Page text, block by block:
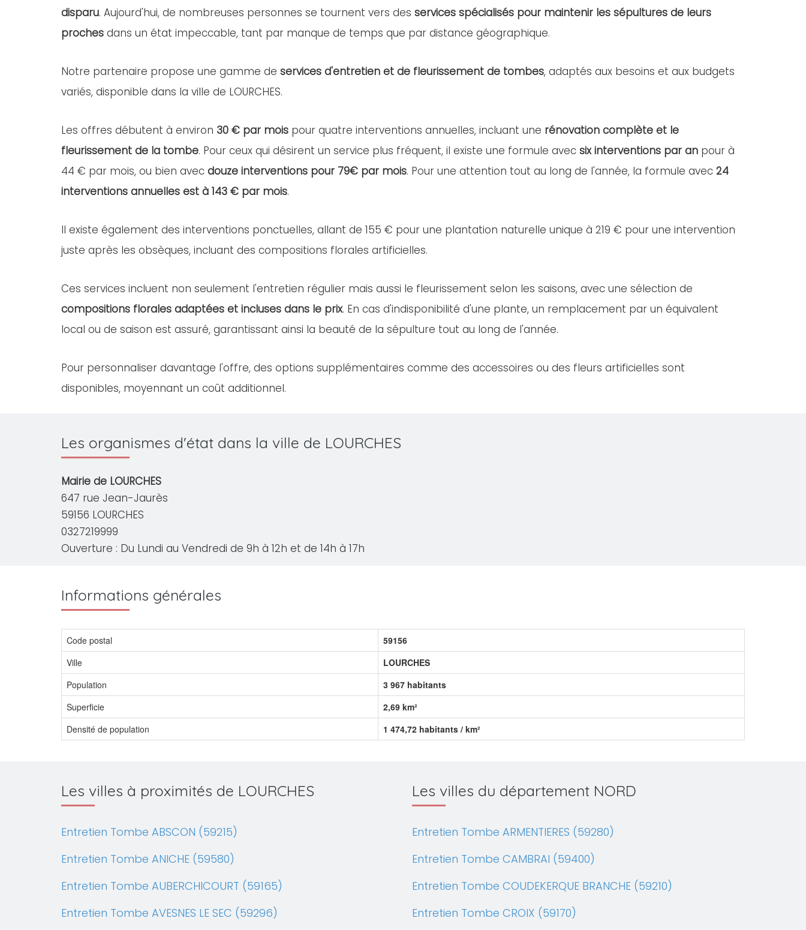
disparu. Aujourd'hui, de nombreuses personnes se tournent vers des services spécialisés pour maintenir les sépultures de leurs
proches dans un état impeccable, tant par manque de temps que par distance géographique.
Notre partenaire propose une gamme de services d'entretien et de fleurissement de tombes, adaptés aux besoins et aux budgets
variés, disponible dans la ville de LOURCHES.
Les offres débutent à environ 30 € par mois pour quatre interventions annuelles, incluant une rénovation complète et le
fleurissement de la tombe. Pour ceux qui désirent un service plus fréquent, il existe une formule avec six interventions par an pour à
44 € par mois, ou bien avec douze interventions pour 79€ par mois. Pour une attention tout au long de l'année, la formule avec 24
interventions annuelles est à 143 € par mois.
Il existe également des interventions ponctuelles, allant de 155 € pour une plantation naturelle unique à 219 € pour une intervention
juste après les obsèques, incluant des compositions florales artificielles.
Ces services incluent non seulement l'entretien régulier mais aussi le fleurissement selon les saisons, avec une sélection de
compositions florales adaptées et incluses dans le prix. En cas d'indisponibilité d'une plante, un remplacement par un équivalent
local ou de saison est assuré, garantissant ainsi la beauté de la sépulture tout au long de l'année.
Pour personnaliser davantage l'offre, des options supplémentaires comme des accessoires ou des fleurs artificielles sont
disponibles, moyennant un coût additionnel.
Les organismes d'état dans la ville de LOURCHES
Mairie de LOURCHES
647 rue Jean-Jaurès
59156 LOURCHES
0327219999
Ouverture : Du Lundi au Vendredi de 9h à 12h et de 14h à 17h
Informations générales
Code postal
59156
Ville
LOURCHES
Population
3 967 habitants
Superficie
2,69 km²
Densité de population
1 474,72 habitants / km²
Les villes à proximités de LOURCHES
Entretien Tombe ABSCON (59215)
Entretien Tombe ANICHE (59580)
Entretien Tombe AUBERCHICOURT (59165)
Entretien Tombe AVESNES LE SEC (59296)
Les villes du département NORD
Entretien Tombe ARMENTIERES (59280)
Entretien Tombe CAMBRAI (59400)
Entretien Tombe COUDEKERQUE BRANCHE (59210)
Entretien Tombe CROIX (59170)